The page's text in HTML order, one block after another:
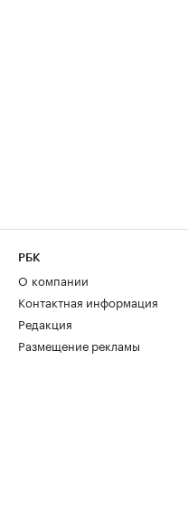
РБК
О компании
Контактная информация
Редакция
Размещение рекламы